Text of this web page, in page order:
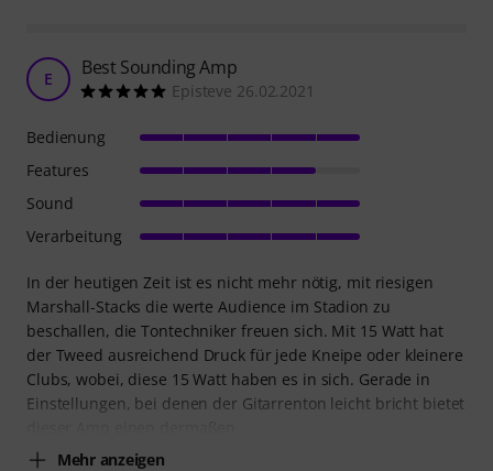
E Best Sounding Amp
Episteve 26.02.2021
In der heutigen Zeit ist es nicht mehr nötig, mit riesigen
Marshall-Stacks die werte Audience im Stadion zu
beschallen, die Tontechniker freuen sich. Mit 15 Watt hat
der Tweed ausreichend Druck für jede Kneipe oder kleinere
Clubs, wobei, diese 15 Watt haben es in sich. Gerade in
Einstellungen, bei denen der Gitarrenton leicht bricht bietet
Mehr anzeigen
Bedienung
Features
Sound
Verarbeitung